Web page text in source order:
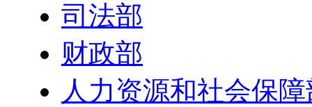
司法部
财政部
人力资源和社会保